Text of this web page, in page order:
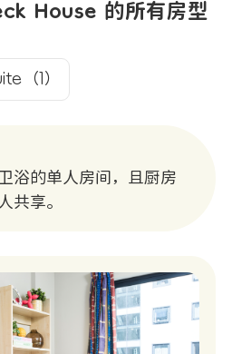
House 的所有房型
（1）
浴的单人房间，且厨房
共享。